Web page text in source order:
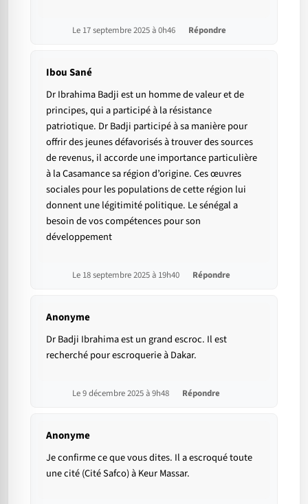
Le 17 septembre 2025 à 0h46 Répondre
Ibou Sané
Dr Ibrahima Badji est un homme de valeur et de
principes, qui a participé à la résistance
patriotique. Dr Badji participé à sa manière pour
offrir des jeunes défavorisés à trouver des sources
de revenus, il accorde une importance particulière
à la Casamance sa région d’origine. Ces œuvres
sociales pour les populations de cette région lui
donnent une légitimité politique. Le sénégal a
besoin de vos compétences pour son
développement
Le 18 septembre 2025 à 19h40 Répondre
Anonyme
Dr Badji Ibrahima est un grand escroc. Il est
recherché pour escroquerie à Dakar.
Le 9 décembre 2025 à 9h48 Répondre
Anonyme
Je confirme ce que vous dites. Il a escroqué toute
une cité (Cité Safco) à Keur Massar.